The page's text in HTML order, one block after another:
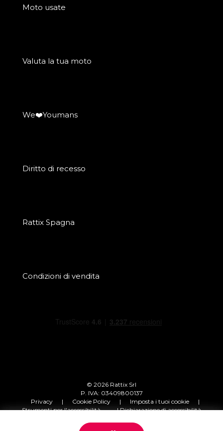
Moto usate
Valuta la tua moto
We❤️Youmans
Diritto di recesso
Rattix Spagna
Condizioni di vendita
© 2026 Rattix Srl
P. IVA: 03409800137
Privacy
| Cookie Policy | Imposta i tuoi cookie
|
Strumenti per l'accessibilità
| Dichiarazione di accessibilità